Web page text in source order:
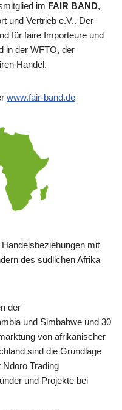
im FAIR BAND,
und Vertrieb e.V.. Der
für faire Importeure und
in der WFTO, der
Handel.
www.fair-band.de
mit
des südlichen Afrika
der
und Simbabwe und 30
von afrikanischer
sind die Grundlage
Trading
und Projekte bei